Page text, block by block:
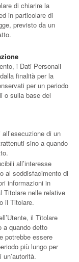
di chiarire la
in particolare di
previsto da un
i Dati Personali
finalità per la
per un periodo
o sulla base del
di un
sino a quando
all’interesse
al soddisfacimento di
informazioni in
Titolare nelle relative
il Titolare.
il Titolare
a quando detto
potrebbe essere
più lungo per